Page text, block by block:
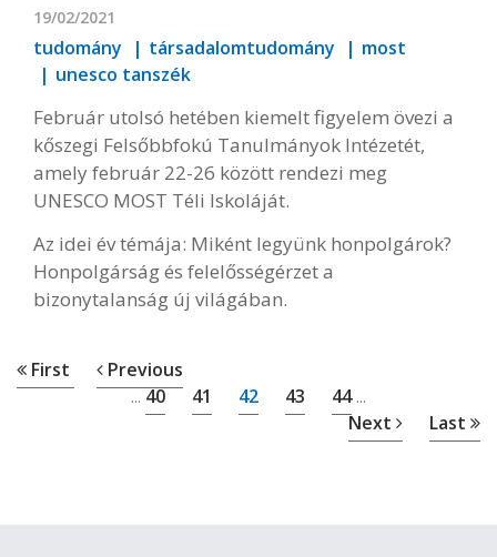
19/02/2021
tudomány társadalomtudomány
most
unesco tanszék
Február utolsó hetében kiemelt figyelem övezi a
kőszegi Felsőbbfokú Tanulmányok Intézetét,
amely február 22-26 között rendezi meg
UNESCO MOST Téli Iskoláját.
Az idei év témája: Miként legyünk honpolgárok?
Honpolgárság és felelősségérzet a
bizonytalanság új világában.
First Previous
... 40 41 42 43 44...
Next Last